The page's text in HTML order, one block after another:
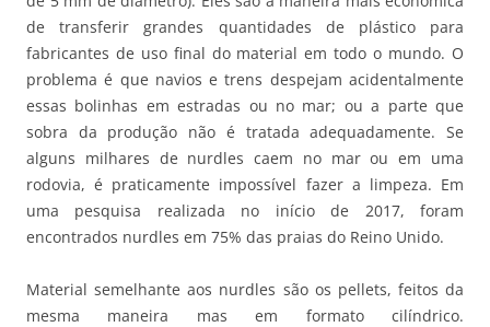
de transferir grandes quantidades de plástico para
fabricantes de uso final do material em todo o mundo. O
problema é que navios e trens despejam acidentalmente
essas bolinhas em estradas ou no mar; ou a parte que
sobra da produção não é tratada adequadamente. Se
alguns milhares de nurdles caem no mar ou em uma
rodovia, é praticamente impossível fazer a limpeza. Em
uma pesquisa realizada no início de 2017, foram
encontrados nurdles em 75% das praias do Reino Unido.
Material semelhante aos nurdles são os pellets, feitos da
mesma maneira mas em formato cilíndrico.